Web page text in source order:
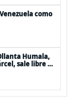
como
Humala,
sale libre al